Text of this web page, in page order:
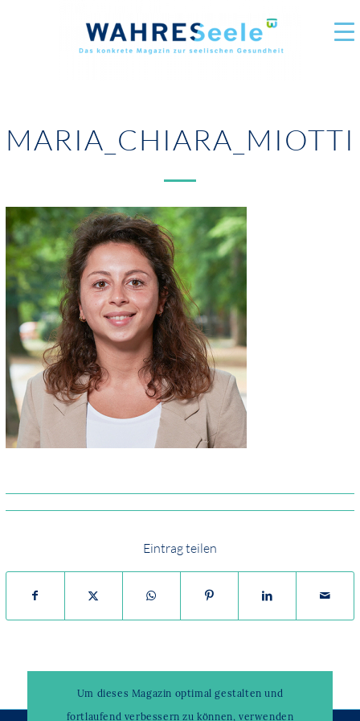
MARIA_CHIARA_MIOTTI
Eintrag teilen
Um dieses Magazin optimal gestalten und
fortlaufend verbessern zu können, verwenden